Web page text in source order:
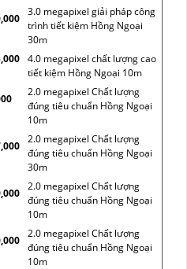
3.0 megapixel giải pháp công
trình tiết kiệm Hồng Ngoại
30m
4.0 megapixel chất lượng cao
tiết kiệm Hồng Ngoại 10m
2.0 megapixel Chất lượng
đúng tiêu chuẩn Hồng Ngoại
10m
2.0 megapixel Chất lượng
đúng tiêu chuẩn Hồng Ngoại
30m
2.0 megapixel Chất lượng
đúng tiêu chuẩn Hồng Ngoại
10m
2.0 megapixel Chất lượng
đúng tiêu chuẩn Hồng Ngoại
10m